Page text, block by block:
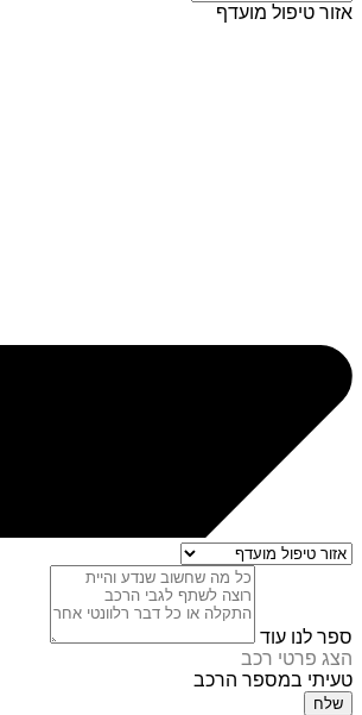
אזור טיפול מועדף
ספר לנו עוד
הצג פרטי רכב
טעיתי במספר הרכב
שלח